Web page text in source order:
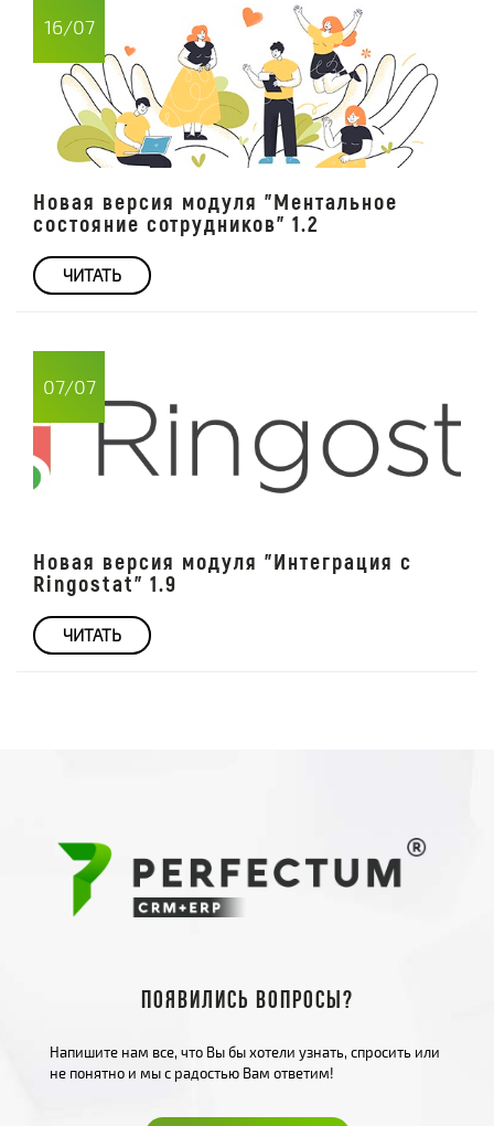
16/07
Новая версия модуля "Ментальное
состояние сотрудников" 1.2
ЧИТАТЬ
07/07
Новая версия модуля "Интеграция с
Ringostat" 1.9
ЧИТАТЬ
Появились вопросы?
Напишите нам все, что Вы бы хотели узнать, спросить или
не понятно и мы с радостью Вам ответим!